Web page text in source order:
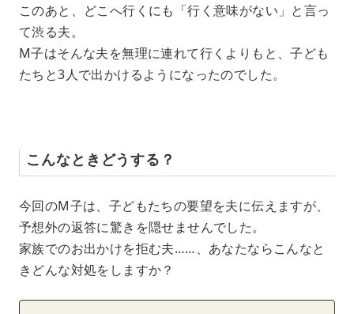
このあと、どこへ行くにも「行く意味がない」と言っ
て渋る夫。
M子はそんな夫を無理に連れて行くよりもと、子ども
たちと3人で出かけるようになったのでした。
こんなときどうする？
今回のM子は、子どもたちの要望を夫に伝えますが、
予想外の返答に驚きを隠せませんでした。
家族でのお出かけを拒む夫……、あなたならこんなと
きどんな対処をしますか？